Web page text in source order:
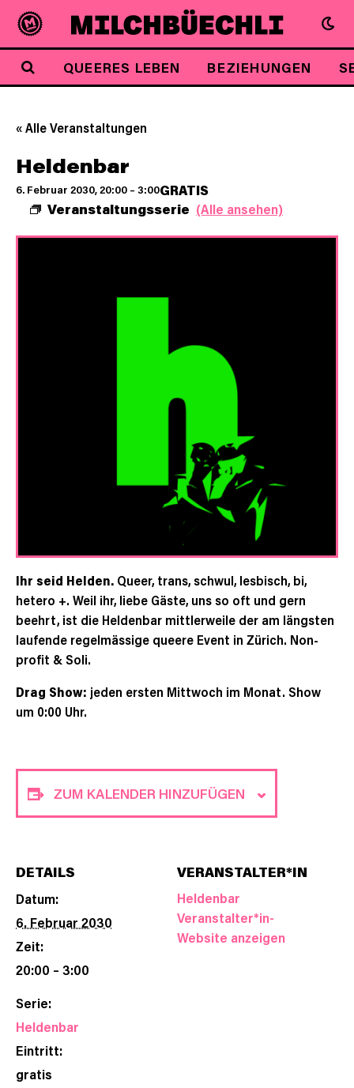
QUEERES LEBEN BEZIEHUNGEN
« Alle Veranstaltungen
Heldenbar
6. Februar 2030, 20:00 – 3:00
Veranstaltungsserie (Alle ansehen)
GRATIS
Ihr seid Helden. Queer, trans, schwul, lesbisch, bi,
hetero +. Weil ihr, liebe Gäste, uns so oft und gern
beehrt, ist die Heldenbar mittlerweile der am längsten
laufende regelmässige queere Event in Zürich. Non-
profit & Soli.
Drag Show: jeden ersten Mittwoch im Monat. Show
um 0:00 Uhr.
ZUM KALENDER HINZUFÜGEN
DETAILS
Datum:
6. Februar 2030
Zeit:
20:00 – 3:00
Serie:
Heldenbar
Eintritt:
gratis
VERANSTALTER*IN
Heldenbar
Veranstalter*in-
Website anzeigen